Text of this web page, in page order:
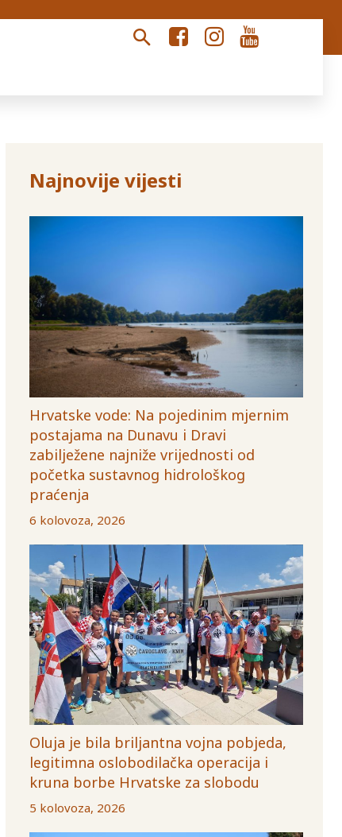
Najnovije vijesti
Hrvatske vode: Na pojedinim mjernim
postajama na Dunavu i Dravi
zabilježene najniže vrijednosti od
početka sustavnog hidrološkog
praćenja
6 kolovoza, 2026
Oluja je bila briljantna vojna pobjeda,
legitimna oslobodilačka operacija i
kruna borbe Hrvatske za slobodu
5 kolovoza, 2026